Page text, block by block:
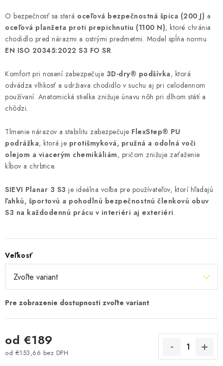
O bezpečnosť sa stará oceľová bezpečnostná špica (200 J) a
oceľová planžeta proti prepichnutiu (1100 N), ktoré chránia
chodidlo pred nárazmi a ostrými predmetmi. Model spĺňa normu
EN ISO 20345:2022 S3 FO SR.
Komfort pri nosení zabezpečuje 3D-dry® podšívka, ktorá
odvádza vlhkosť a udržiava chodidlo v suchu aj pri celodennom
používaní. Anatomická stielka znižuje únavu nôh pri dlhom státí a
chôdzi.
Tlmenie nárazov a stabilitu zabezpečuje FlexStep® PU
podrážka, ktorá je protišmyková, pružná a odolná voči
olejom a viacerým chemikáliám, pričom znižuje zaťaženie
kĺbov a chrbtice.
SIEVI Planar 3 S3 je ideálna voľba pre používateľov, ktorí hľadajú
ľahkú, športovú a pohodlnú bezpečnostnú členkovú obuv
S3 na každodennú prácu v interiéri aj exteriéri.
Veľkosť
od €189
od €153,66 bez DPH